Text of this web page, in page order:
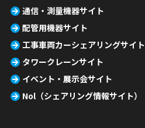
通信・測量機器サイト
配管用機器サイト
工事車両カーシェアリングサイト
タワークレーンサイト
イベント・展示会サイト
Nol（シェアリング情報サイト）